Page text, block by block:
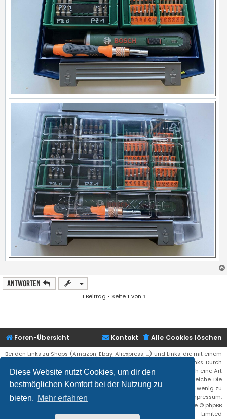
Diese Website nutzt Cookies, um dir den
bestmöglichen Komfort bei der Nutzung zu
bieten. Mehr erfahren
Antworten
1 Beitrag • Seite1 von 1
Foren-Übersicht Alle Cookies löschen
Kontakt
Bei den Links zu Shops (Amazon, Ebay, Aliexpress, ...) und Links, die mit einem
Stern (*) markiert sind, kann es sich um sogenannte Affiliate Links. Durch
den Kauf eines Produktes über einen Affiliate Link erhälte ich eine Art
Umsatzbeteiligung gutgeschrieben. Für euch bleibt der Preis der gleiche. Die
Einnahmen helfen die Hostgebühren für diese Webseite ein wenig zu
reduzieren. Siehe auch das Impressum.
® Forum Software © phpBB
Limited